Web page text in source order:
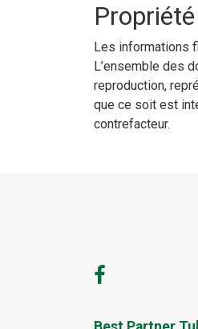
Les informations
L’ensemble des
reproduction,
que ce soit est
contrefacteur.